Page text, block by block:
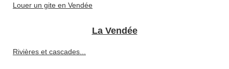
Louer un gite en Vendée
La Vendée
Rivières et cascades...